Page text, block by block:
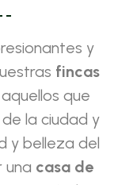
y
fincas
que
la ciudad y
y belleza del
una casa de